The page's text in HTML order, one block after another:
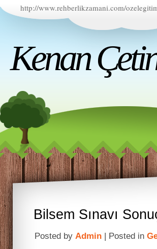
http://www.rehberlikzamani.com/
Kenan
Bilsem Sınavı
Posted by Admin | Posted in